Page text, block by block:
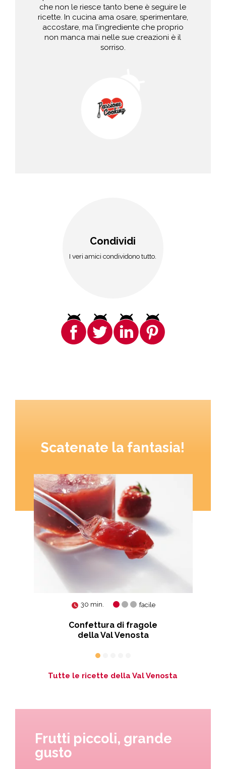
che non le riesce tanto bene è seguire le
ricette. In cucina ama osare, sperimentare,
accostare, ma l’ingrediente che proprio
non manca mai nelle sue creazioni è il
sorriso.
Condividi
I veri amici condividono tutto.
Scatenate la fantasia!
30 min. facile
Confettura di fragole
della Val Venosta
Tutte le ricette della Val Venosta
Frutti piccoli, grande
gusto